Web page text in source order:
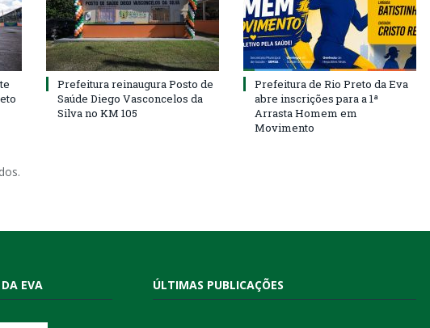
Prefeitura reinaugura Posto de
Saúde Diego Vasconcelos da
Silva no KM 105
Prefeitura de Rio Preto da Eva
abre inscrições para a 1ª
Arrasta Homem em
Movimento
EVA ÚLTIMAS PUBLICAÇÕES